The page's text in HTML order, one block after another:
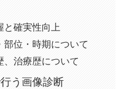
と確実性向上
部位・時期について
、治療歴について
う画像診断